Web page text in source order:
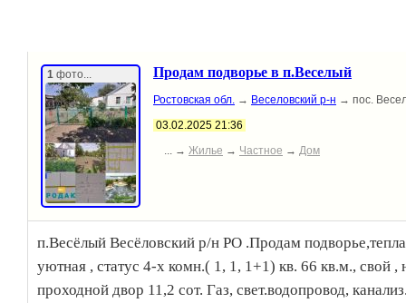
1 фото... Продам подворье в п.Веселый
Ростовская обл. → Веселовский р-н → пос.
03.02.2025 21:36
... → Жилье → Частное → Дом
п.Весёлый Весёловский р/н РО .Продам
уютная , статус 4-х комн.( 1, 1, 1+1) кв. 66 кв.м., свой ,
проходной двор 11,2 сот. Газ, свет.водопровод,